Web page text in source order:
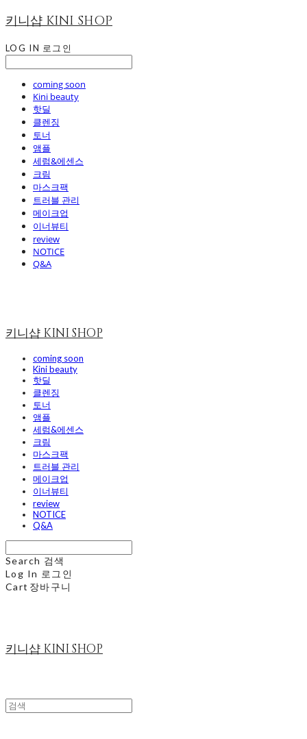
키니샵 KINI SHOP
LOG IN 로그인
coming soon
Kini beauty
핫딜
클렌징
토너
앰플
세럼&에센스
크림
마스크팩
트러블 관리
메이크업
이너뷰티
review
NOTICE
Q&A
키니샵 KINI SHOP
coming soon
Kini beauty
핫딜
클렌징
토너
앰플
세럼&에센스
크림
마스크팩
트러블 관리
메이크업
이너뷰티
review
NOTICE
Q&A
Search 검색
Log In 로그인
Cart 장바구니
키니샵 KINI SHOP